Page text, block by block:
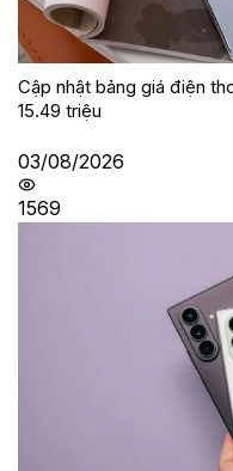
Cập nhật bảng giá điện
15.49 triệu
03/08/2026
1569